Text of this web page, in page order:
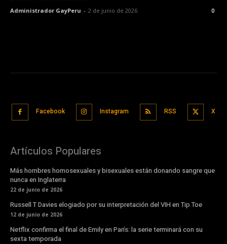
Administrador GayPeru - 2 de junio de 2026 0
Facebook Instagram RSS X
Artículos Populares
Más hombres homosexuales y bisexuales están donando sangre que
nunca en Inglaterra
22 de junio de 2026
Russell T Davies elogiado por su interpretación del VIH en Tip Toe
12 de junio de 2026
Netflix confirma el final de Emily en París: la serie terminará con su
sexta temporada